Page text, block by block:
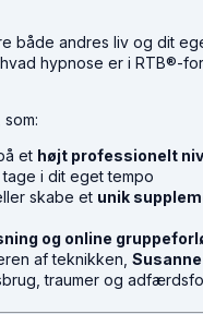
både andres liv og dit
hypnose er i RTB®-
et højt professionelt
tage i dit eget tempo
skabe et unik
og online
af teknikken,
traumer og